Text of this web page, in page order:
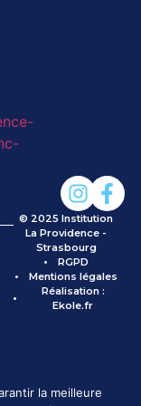
© 2025 Institution
La Providence -
Strasbourg
RGPD
Mentions légales
Réalisation :
Ekole.fr
la meilleure